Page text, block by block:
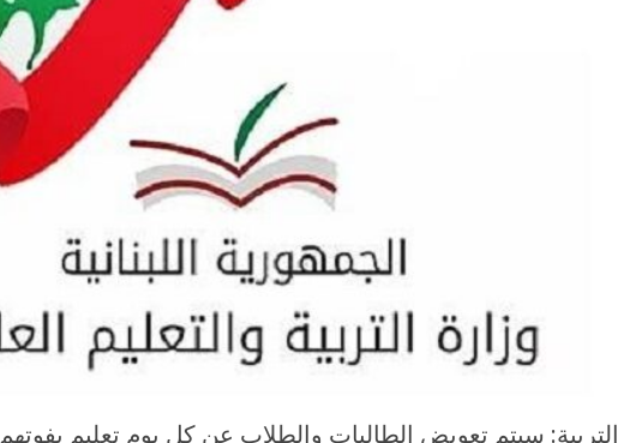
التربية: سيتم تعويض الطالبات والطلاب عن كل يوم تعليم يفوتهم